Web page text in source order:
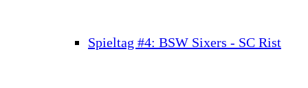
Spieltag #4: BSW Sixers - SC Rist